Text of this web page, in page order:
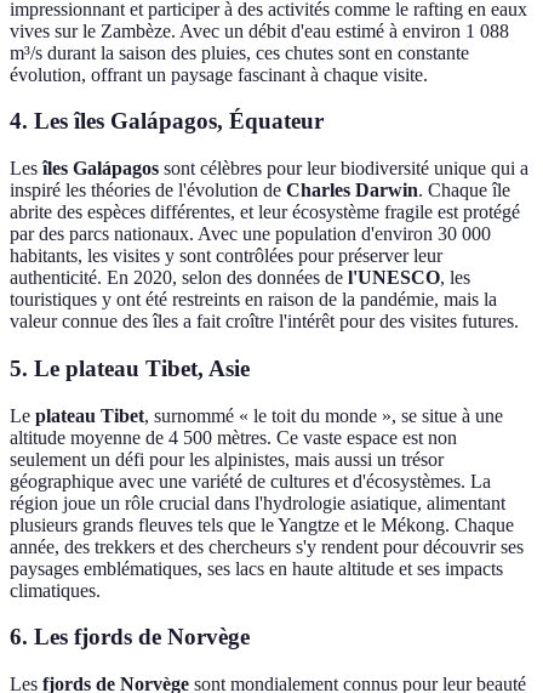
impressionnant et participer à des activités comme le rafting en eaux
vives sur le Zambèze. Avec un débit d'eau estimé à environ 1 088
m³/s durant la saison des pluies, ces chutes sont en constante
évolution, offrant un paysage fascinant à chaque visite.
4. Les îles Galápagos, Équateur
Lesîles Galápagos sont célèbres pour leur biodiversité unique qui a
inspiré les théories de l'évolution de Charles Darwin. Chaque île
abrite des espèces différentes, et leur écosystème fragile est protégé
par des parcs nationaux. Avec une population d'environ 30 000
habitants, les visites y sont contrôlées pour préserver leur
authenticité. En 2020, selon des données de l'UNESCO, les
touristiques y ont été restreints en raison de la pandémie, mais la
valeur connue des îles a fait croître l'intérêt pour des visites futures.
5. Le plateau Tibet, Asie
Le plateau Tibet, surnommé « le toit du monde », se situe à une
altitude moyenne de 4 500 mètres. Ce vaste espace est non
seulement un défi pour les alpinistes, mais aussi un trésor
géographique avec une variété de cultures et d'écosystèmes. La
région joue un rôle crucial dans l'hydrologie asiatique, alimentant
plusieurs grands fleuves tels que le Yangtze et le Mékong. Chaque
année, des trekkers et des chercheurs s'y rendent pour découvrir ses
paysages emblématiques, ses lacs en haute altitude et ses impacts
climatiques.
6. Les fjords de Norvège
Les fjords de Norvège sont mondialement connus pour leur beauté